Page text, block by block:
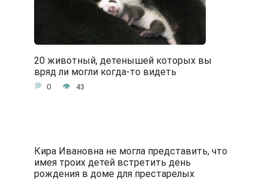
20 животный, детенышей которых вы
вряд ли могли когда-то видеть
0 43
Кира Ивановна не могла представить, что
имея троих детей встретить день
рождения в доме для престарелых